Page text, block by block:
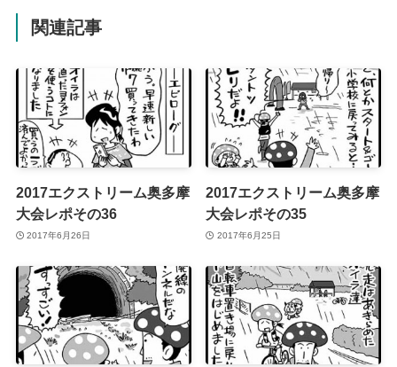
関連記事
2017エクストリーム奥多摩
大会レポその36
2017年6月26日
2017エクストリーム奥多摩
大会レポその35
2017年6月25日